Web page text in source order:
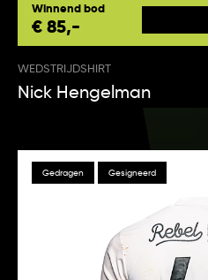
Winnend bod
€ 85,-
WEDSTRIJDSHIRT
Nick Hengelman
Gedragen Gesigneerd